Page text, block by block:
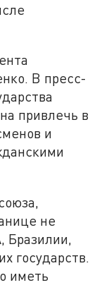
В пресс-
привлечь в
и
не
Бразилии,
государств.
иметь